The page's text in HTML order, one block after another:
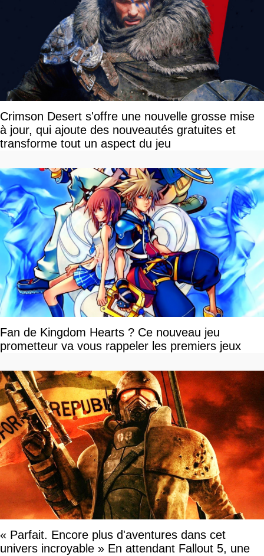
Crimson Desert s'offre une nouvelle grosse mise
à jour, qui ajoute des nouveautés gratuites et
transforme tout un aspect du jeu
Fan de Kingdom Hearts ? Ce nouveau jeu
prometteur va vous rappeler les premiers jeux
« Parfait. Encore plus d'aventures dans cet
univers incroyable » En attendant Fallout 5, une